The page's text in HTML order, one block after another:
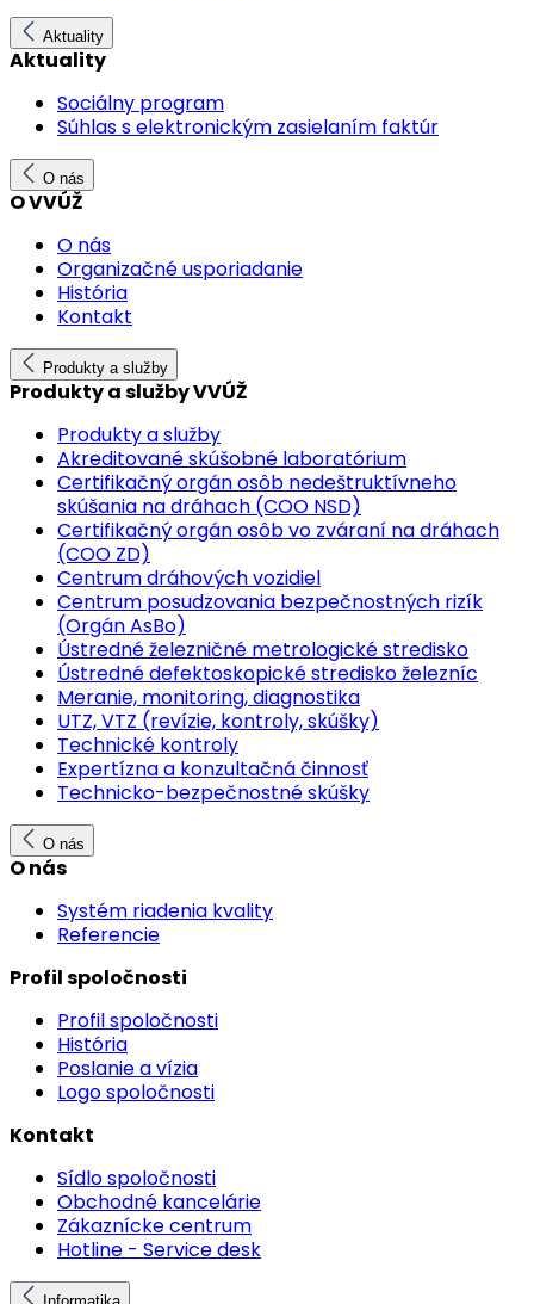
Aktuality
Aktuality
Sociálny program
Súhlas s elektronickým zasielaním faktúr
O nás
O VVÚŽ
O nás
Organizačné usporiadanie
História
Kontakt
Produkty a služby
Produkty a služby VVÚŽ
Produkty a služby
Akreditované skúšobné laboratórium
Certifikačný orgán osôb nedeštruktívneho
skúšania na dráhach (COO NSD)
Certifikačný orgán osôb vo zváraní na dráhach
(COO ZD)
Centrum dráhových vozidiel
Centrum posudzovania bezpečnostných rizík
(Orgán AsBo)
Ústredné železničné metrologické stredisko
Ústredné defektoskopické stredisko železníc
Meranie, monitoring, diagnostika
UTZ, VTZ (revízie, kontroly, skúšky)
Technické kontroly
Expertízna a konzultačná činnosť
Technicko-bezpečnostné skúšky
O nás
O nás
Systém riadenia kvality
Referencie
Profil spoločnosti
Profil spoločnosti
História
Poslanie a vízia
Logo spoločnosti
Kontakt
Sídlo spoločnosti
Obchodné kancelárie
Zákaznícke centrum
Hotline - Service desk